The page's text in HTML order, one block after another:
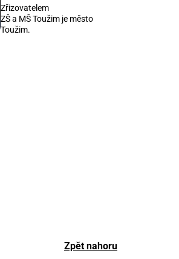
Zřizovatelem
ZŠ a MŠ Toužim je město
Toužim.
Zpět nahoru